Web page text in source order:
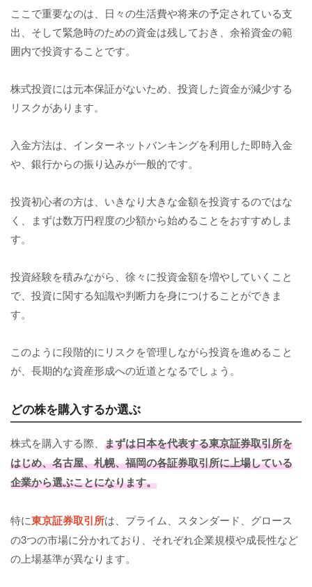
ここで重要なのは、日々の生活費や将来の予定されている支
出、そして緊急時のための資金は残しておき、余裕資金の範
囲内で投資することです。
株式投資には元本保証がないため、投資した資金が減少する
リスクがあります。
入金方法は、インターネットバンキングを利用した即時入金
や、銀行からの振り込みが一般的です。
投資初心者の方は、いきなり大きな金額を投資するのではな
く、まずは数万円程度の少額から始めることをおすすめしま
す。
投資経験を積みながら、徐々に投資金額を増やしていくこと
で、投資に関する知識や判断力を身につけることができま
す。
このように段階的にリスクを管理しながら投資を進めること
が、長期的な資産形成への近道となるでしょう。
どの株を購入するか選ぶ
株式を購入する際、 まずは日本を代表する東京証券取引所を
はじめ、名古屋、札幌、福岡の各証券取引所に上場している
企業から選ぶことになります。
特に東京証券取引所は、プライム、スタンダード、グロース
の3つの市場に分かれており、それぞれ企業規模や成長性など
の上場基準が異なります。